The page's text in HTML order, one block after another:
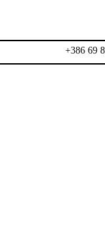
+386 69